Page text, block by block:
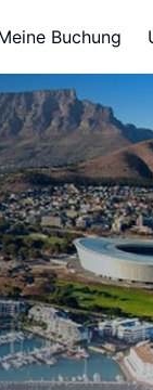
Buchung